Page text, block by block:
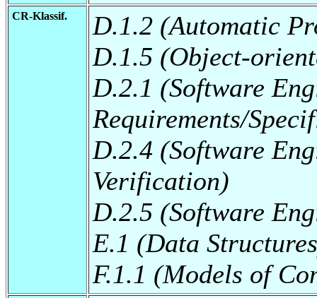
CR-Klassif.
D.1.2 (Automatic
D.1.5 (Object-
D.2.1 (Software
Requirements/
D.2.4 (Software
Verification)
D.2.5 (Software
E.1 (Data
F.1.1 (Models of